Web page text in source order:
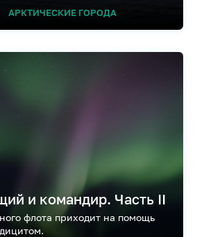
АРКТИЧЕСКИЕ ГОРОДА
и командир. Часть II
флота приходит на помощь